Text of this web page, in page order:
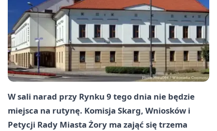
W sali narad przy Rynku 9 tego dnia nie będzie
miejsca na rutynę. Komisja Skarg, Wniosków i
Petycji Rady Miasta Żory ma zająć się trzema